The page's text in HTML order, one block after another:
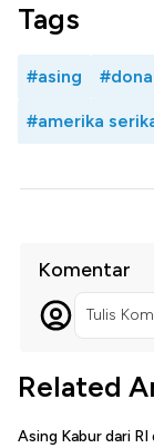
Tags
#asing
#amerika
Komentar
Tulis
Related
Asing Kabur dari